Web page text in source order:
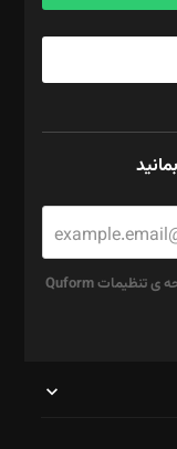
برای استفاده از ریکپچا بایستی کلید API را در صفحه ی تنظیمات Quform